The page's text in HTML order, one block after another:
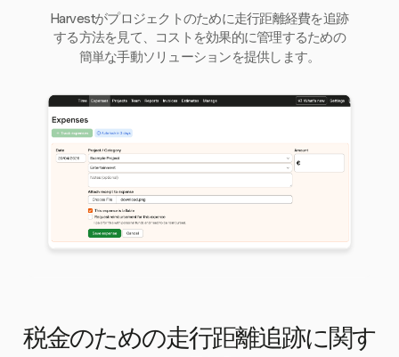
Harvestがプロジェクトのために走行距離経費を追跡
する方法を見て、コストを効果的に管理するための
簡単な手動ソリューションを提供します。
税金のための走行距離追跡に関す